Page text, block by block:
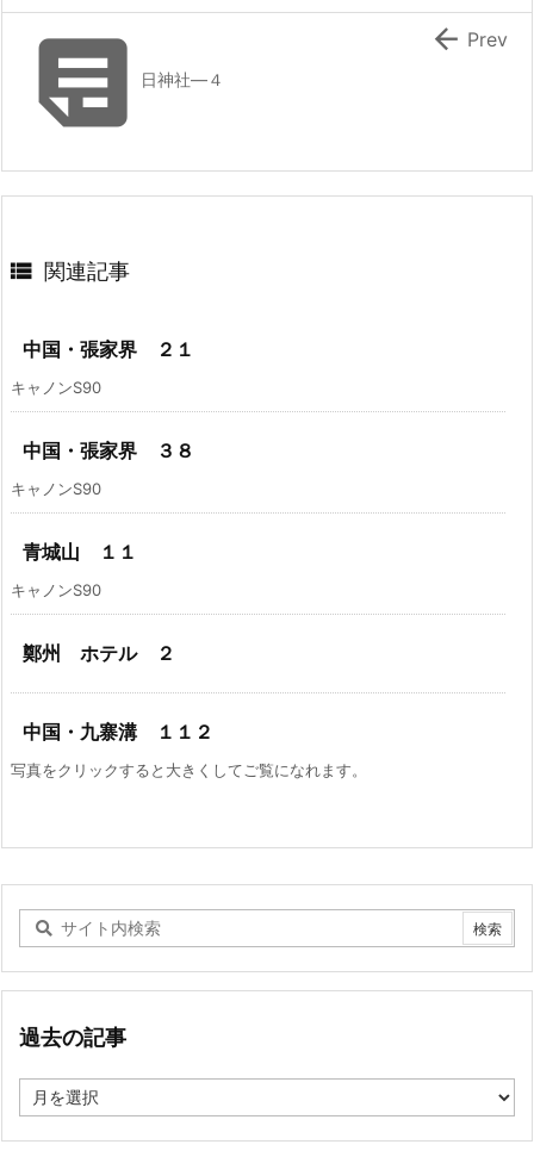
 日神社―４
 Prev
 関連記事
中国・張家界 ２１
キャノンS90
中国・張家界 ３８
キャノンS90
青城山 １１
キャノンS90
鄭州 ホテル ２
中国・九寨溝 １１２
写真をクリックすると大きくしてご覧になれます。
過去の記事
去